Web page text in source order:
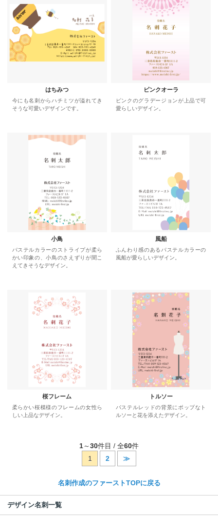
はちみつ
今にも名刺からハチミツが溢れてき
そうな可愛いデザインです。
ピンクオーラ
ピンクのグラデージョンが上品で可
愛らしいデザイン。
小鳥
パステルカラーのストライプが柔ら
かい印象の、小鳥のさえずりが聞こ
えてきそうなデザイン。
風船
ふんわり感のあるパステルカラーの
風船が愛らしいデザイン。
桜フレーム
柔らかい桜模様のフレームの女性ら
しい上品なデザイン。
トルソー
パステルレッドの背景にポップなト
ルソーと花を添えたデザイン。
1～30件目 / 全60件
1
2 ≫
名刺作成のファーストTOPに戻る
デザイン名刺一覧